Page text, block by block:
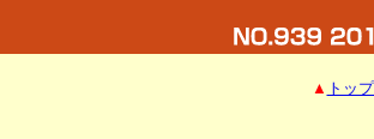
▲ トッ